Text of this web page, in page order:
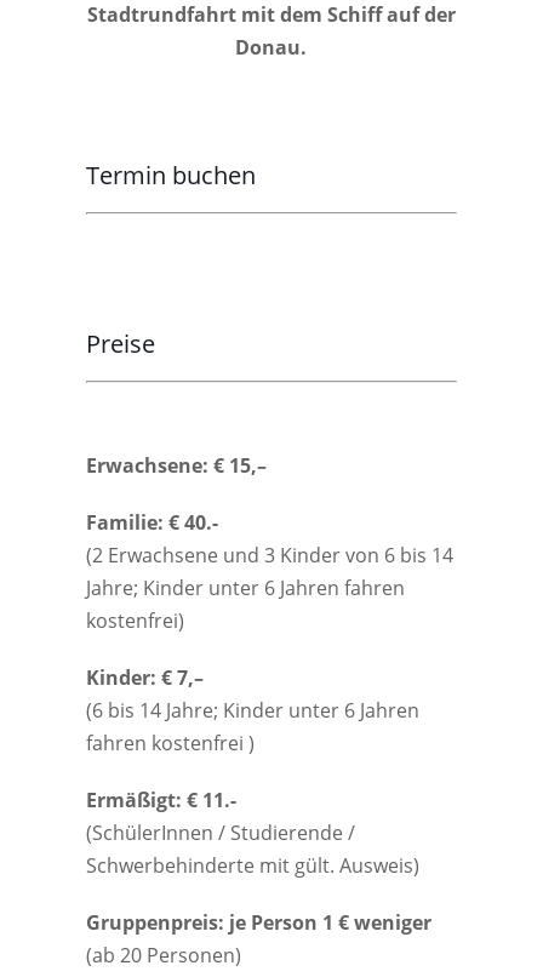
Stadtrundfahrt mit dem Schiff auf der
Donau.
Termin buchen
Preise
Erwachsene: € 15,–
Familie: € 40.-
(2 Erwachsene und 3 Kinder von 6 bis 14
Jahre; Kinder unter 6 Jahren fahren
kostenfrei)
Kinder: € 7,–
(6 bis 14 Jahre; Kinder unter 6 Jahren
fahren kostenfrei )
Ermäßigt: € 11.-
(SchülerInnen / Studierende /
Schwerbehinderte mit gült. Ausweis)
Gruppenpreis: je Person 1 € weniger
(ab 20 Personen)